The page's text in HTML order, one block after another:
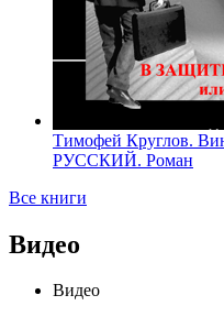
Тимофей Круглов.
РУССКИЙ. Роман
Все книги
Видео
Видео